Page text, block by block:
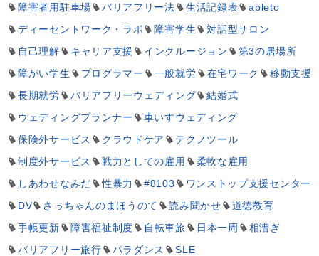
障害者用駐車場
バリアフリー法 生活記録表
ableto
ディーセントワーク・ラボ
障害学生
対話型サロン
自己理解
キャリア支援 インクルージョン
第3の居場所
障がい学生
プログラマー 一般就労 在宅ワーク
移動支援
長期就労
バリアフリーウェディング
結婚式
ウェディングプランナー
車いすウェディング
保険外サービス
クラウドケア
テクノツール
制度外サービス
戦力としての雇用
柔軟な雇用
しあわせなみだ
性暴力 #8103
ワンストップ支援センター
DV
さっちゃんのまほうのて 読み聞かせ
道徳教育
手帳更新
障害福祉制度 自転車旅 日本一周
相漕ぎ
バリアフリー旅行
パラダンス
SLE